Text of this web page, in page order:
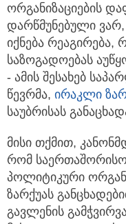
ორგანიზაციების
დარწმუნებული ვარ,
იქნება
საზოგადოებას
- ამის შესახებ
წევრმა, ირაკლი
საუბრისას
მისი თქმით,
რომ საერთაშორისო
პოლიტიკური
ზარქუას
გავლენის